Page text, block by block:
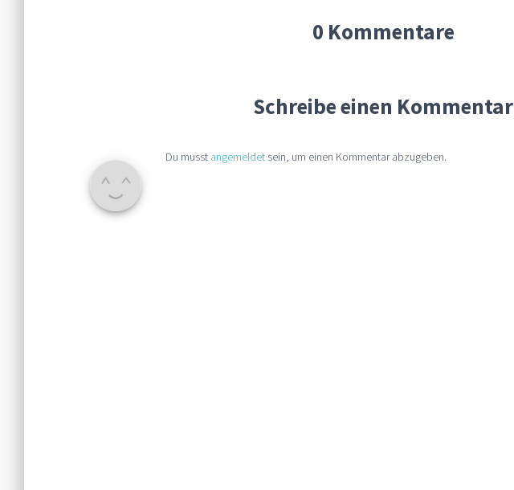
0 Kommentare
Schreibe einen Kommentar
Du musst angemeldet sein, um einen Kommentar abzugeben.